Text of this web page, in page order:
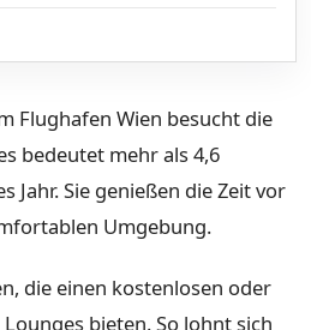
Flughafen Wien besucht die
bedeutet mehr als 4,6
Jahr. Sie genießen die Zeit vor
Umgebung.
die einen kostenlosen oder
bieten. So lohnt sich